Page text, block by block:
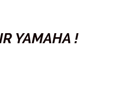
YAMAHA !